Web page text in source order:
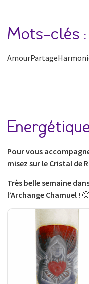
Mots-clés :
Pour vous
misez sur le Cristal de
Très belle semaine
l’Archange Chamuel !